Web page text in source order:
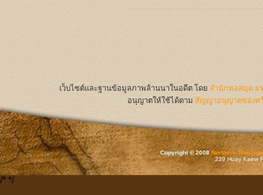
เว็บไซต์และฐานข้อมูลภาพล้านนาในอดีต โดย สำนักหอสมุด ม
อนุญาตให้ใช้ได้ตาม สัญญาอนุญาตของค
Copyright © 2008Northern Thai
239 Huay Kaew
/* */